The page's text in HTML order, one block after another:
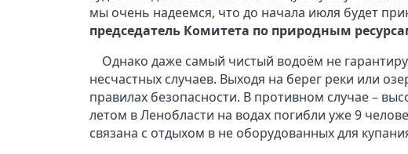
мы очень надеемся, что до начала июля будет
председатель Комитета по природным
Однако даже самый чистый водоём не
несчастных случаев. Выходя на берег реки или
правилах безопасности. В противном случае –
летом в Ленобласти на водах погибли уже 9
связана с отдыхом в не оборудованных для